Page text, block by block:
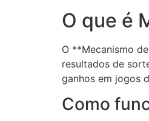
O que é
O **Mecanismo
resultados de
ganhos em jogos
Como